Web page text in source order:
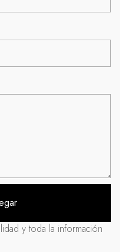
y toda la información